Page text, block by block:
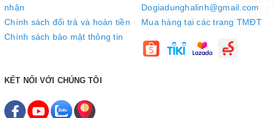
nhận
Chính sách đổi trả và hoàn tiền
Chính sách bảo mật thông tin
Dogiadunghalinh@gmail.com
Mua hàng tại các trang TMĐT
KẾT NỐI VỚI CHÚNG TÔI